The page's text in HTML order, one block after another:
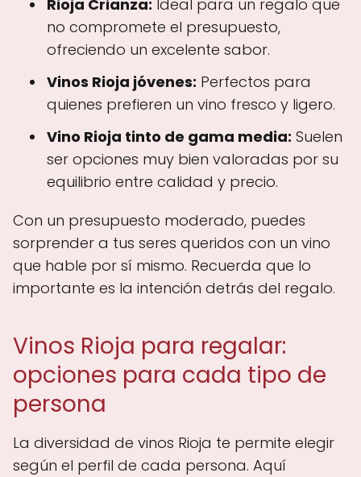
Rioja Crianza: Ideal para un regalo que
no compromete el presupuesto,
ofreciendo un excelente sabor.
Vinos Rioja jóvenes: Perfectos para
quienes prefieren un vino fresco y ligero.
Vino Rioja tinto de gama media: Suelen
ser opciones muy bien valoradas por su
equilibrio entre calidad y precio.
Con un presupuesto moderado, puedes
sorprender a tus seres queridos con un vino
que hable por sí mismo. Recuerda que lo
importante es la intención detrás del regalo.
Vinos Rioja para regalar:
opciones para cada tipo de
persona
La diversidad de vinos Rioja te permite elegir
según el perfil de cada persona. Aquí